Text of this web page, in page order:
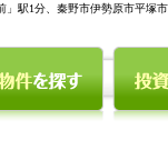
駅1分、秦野市伊勢原市平